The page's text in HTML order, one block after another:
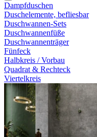
Dampfduschen
Duschelemente, befliesbar
Duschwannen-Sets
Duschwannenfüße
Duschwannenträger
Fünfeck
Halbkreis / Vorbau
Quadrat & Rechteck
Viertelkreis